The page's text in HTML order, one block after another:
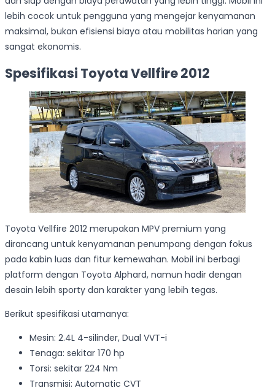
lebih cocok untuk pengguna yang mengejar kenyamanan
maksimal, bukan efisiensi biaya atau mobilitas harian yang
sangat ekonomis.
Spesifikasi Toyota Vellfire 2012
Toyota Vellfire 2012 merupakan MPV premium yang
dirancang untuk kenyamanan penumpang dengan fokus
pada kabin luas dan fitur kemewahan. Mobil ini berbagi
platform dengan Toyota Alphard, namun hadir dengan
desain lebih sporty dan karakter yang lebih tegas.
Berikut spesifikasi utamanya:
Mesin: 2.4L 4-silinder, Dual VVT-i
Tenaga: sekitar 170 hp
Torsi: sekitar 224 Nm
Transmisi: Automatic CVT